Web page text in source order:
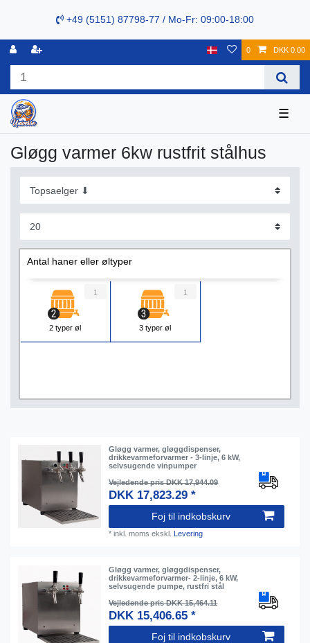
+49 (5151) 87798-77 / Mo-Fr: 09:00-18:00
0 DKK 0.00
☰
Gløgg varmer 6kw rustfrit stålhus
Antal haner eller øltyper
2 typer øl
1
3 typer øl
1
Gløgg varmer, gløggdispenser,
drikkevarmeforvarmer - 3-linje, 6 kW,
selvsugende vinpumper
Vejledende pris DKK 17,944.09
DKK 17,823.29 *
Foj til indkobskurv
*inkl. moms ekskl. Levering
Gløgg varmer, gløggdispenser,
drikkevarmeforvarmer- 2-linje, 6 kW,
selvsugende pumpe, rustfri stål
Vejledende pris DKK 15,464.11
DKK 15,406.65 *
Foj til indkobskurv